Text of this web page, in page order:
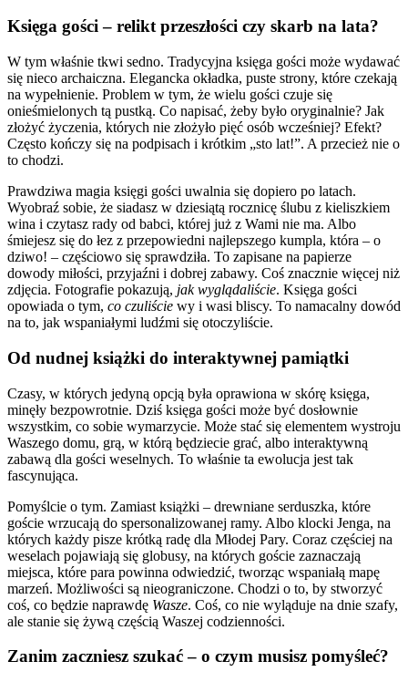
Księga gości – relikt przeszłości czy skarb na lata?
W tym właśnie tkwi sedno. Tradycyjna księga gości może wydawać
się nieco archaiczna. Elegancka okładka, puste strony, które czekają
na wypełnienie. Problem w tym, że wielu gości czuje się
onieśmielonych tą pustką. Co napisać, żeby było oryginalnie? Jak
złożyć życzenia, których nie złożyło pięć osób wcześniej? Efekt?
Często kończy się na podpisach i krótkim „sto lat!”. A przecież nie o
to chodzi.
Prawdziwa magia księgi gości uwalnia się dopiero po latach.
Wyobraź sobie, że siadasz w dziesiątą rocznicę ślubu z kieliszkiem
wina i czytasz rady od babci, której już z Wami nie ma. Albo
śmiejesz się do łez z przepowiedni najlepszego kumpla, która – o
dziwo! – częściowo się sprawdziła. To zapisane na papierze
dowody miłości, przyjaźni i dobrej zabawy. Coś znacznie więcej niż
zdjęcia. Fotografie pokazują, jak wyglądaliście. Księga gości
opowiada o tym, co czuliście wy i wasi bliscy. To namacalny dowód
na to, jak wspaniałymi ludźmi się otoczyliście.
Od nudnej książki do interaktywnej pamiątki
Czasy, w których jedyną opcją była oprawiona w skórę księga,
minęły bezpowrotnie. Dziś księga gości może być dosłownie
wszystkim, co sobie wymarzycie. Może stać się elementem wystroju
Waszego domu, grą, w którą będziecie grać, albo interaktywną
zabawą dla gości weselnych. To właśnie ta ewolucja jest tak
fascynująca.
Pomyślcie o tym. Zamiast książki – drewniane serduszka, które
goście wrzucają do spersonalizowanej ramy. Albo klocki Jenga, na
których każdy pisze krótką radę dla Młodej Pary. Coraz częściej na
weselach pojawiają się globusy, na których goście zaznaczają
miejsca, które para powinna odwiedzić, tworząc wspaniałą mapę
marzeń. Możliwości są nieograniczone. Chodzi o to, by stworzyć
coś, co będzie naprawdę Wasze. Coś, co nie wyląduje na dnie szafy,
ale stanie się żywą częścią Waszej codzienności.
Zanim zaczniesz szukać – o czym musisz pomyśleć?